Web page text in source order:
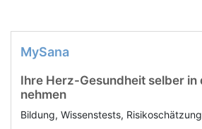
MySana
Ihre Herz-Gesundheit selber in
nehmen
Bildung, Wissenstests, Risikoschätzung